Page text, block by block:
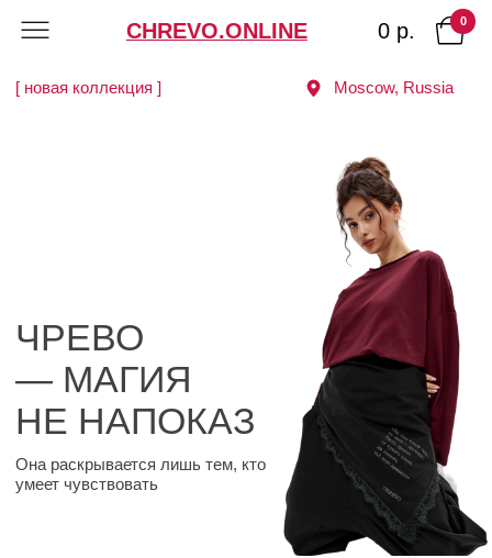
CHREVO.ONLINE 0 р.
Она раскрывается лишь тем, кто
умеет чувствовать